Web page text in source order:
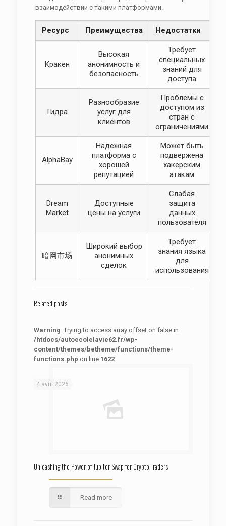
взаимодействии с такими платформами.
Ресурс Преимущества Недостатки
Кракен
Высокая
анонимность и
безопасность
Требует
специальных
знаний для
доступа
Гидра
Разнообразие
услуг для
клиентов
Проблемы с
доступом из
стран с
ограничениями
AlphaBay
Надежная
платформа с
хорошей
репутацией
Может быть
подвержена
хакерским
атакам
Dream
Market
Доступные
цены на услуги
Слабая
защита
данных
пользователя
暗网市场
Широкий выбор
анонимных
сделок
Требует
знания языка
для
использования
Related posts
Warning: Trying to access array offset on false in
/htdocs/autoecolelavie62.fr/wp-
content/themes/betheme/functions/theme-
functions.php on line 1622
4 avril 2026
Unleashing the Power of Jupiter Swap for Crypto Traders
Read more